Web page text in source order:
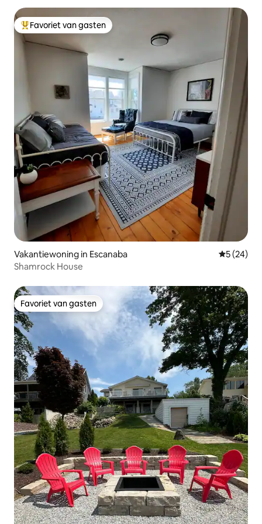
Topfavoriet van gasten
Favoriet van gasten
Vakantiewoning in Escanaba
5 (24)
Shamrock House
Favoriet van gasten
Favoriet van gasten